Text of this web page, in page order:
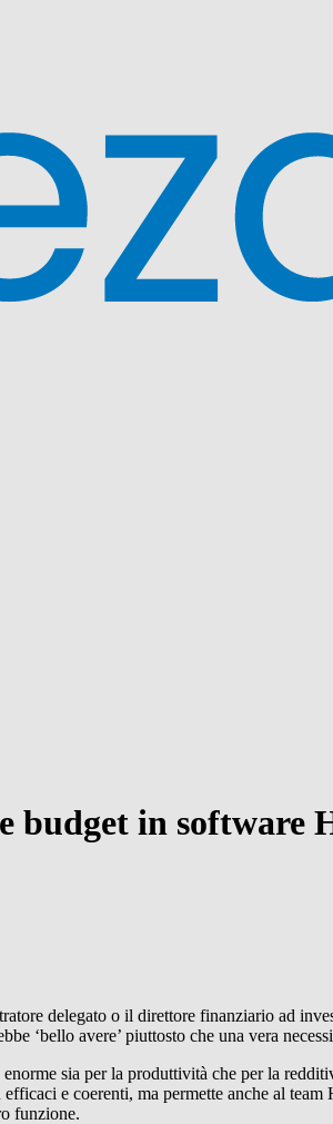
budget in software
delegato o il direttore finanziario ad
‘bello avere’ piuttosto che una vera
sia per la produttività che per la
e coerenti, ma permette anche al
funzione.